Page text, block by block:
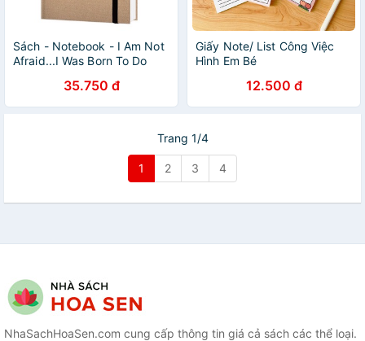
Sách - Notebook - I Am Not
Afraid...I Was Born To Do
35.750 đ
Giấy Note/ List Công Việc
Hình Em Bé
12.500 đ
Trang 1/4
1 2 3 4
NhaSachHoaSen.com cung cấp thông tin giá cả sách các thể loại.